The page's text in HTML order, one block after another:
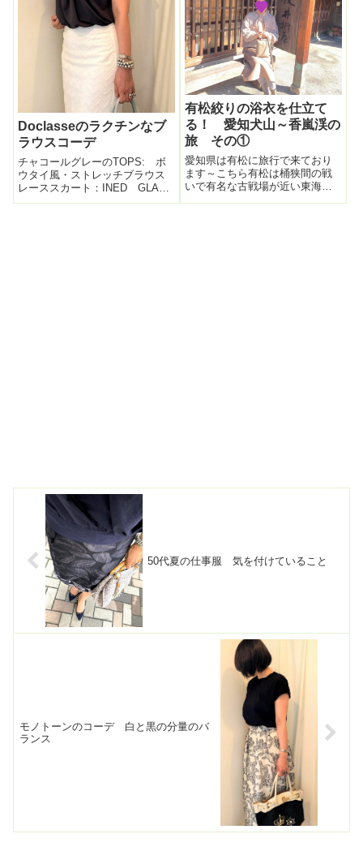
Doclasseのラクチンなブ
ラウスコーデ
チャコールグレーのTOPS: ボ
ウタイ風・ストレッチブラウス
レーススカート：INED GLADD
でバッグ：ADMJ靴：PELLICO
有松絞りの浴衣を仕立て
る！ 愛知犬山～香嵐渓の
旅 その①
愛知県は有松に旅行で来ており
ます～こちら有松は桶狭間の戦
いで有名な古戦場が近い東海道
50代夏の仕事服 気を付けていること
モノトーンのコーデ 白と黒の分量のバ
ランス